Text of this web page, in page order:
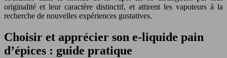
originalité et leur caractère distinctif, et attirent les vapoteurs à la
recherche de nouvelles expériences gustatives.
Choisir et apprécier son e-liquide pain
d’épices : guide pratique